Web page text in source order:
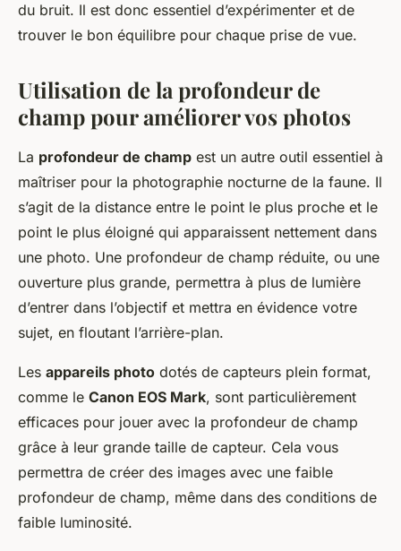
du bruit. Il est donc essentiel d’expérimenter et de
trouver le bon équilibre pour chaque prise de vue.
Utilisation de la profondeur de
champ pour améliorer vos photos
La profondeur de champ est un autre outil essentiel à
maîtriser pour la photographie nocturne de la faune. Il
s’agit de la distance entre le point le plus proche et le
point le plus éloigné qui apparaissent nettement dans
une photo. Une profondeur de champ réduite, ou une
ouverture plus grande, permettra à plus de lumière
d’entrer dans l’objectif et mettra en évidence votre
sujet, en floutant l’arrière-plan.
Les appareils photo dotés de capteurs plein format,
comme le Canon EOS Mark, sont particulièrement
efficaces pour jouer avec la profondeur de champ
grâce à leur grande taille de capteur. Cela vous
permettra de créer des images avec une faible
profondeur de champ, même dans des conditions de
faible luminosité.